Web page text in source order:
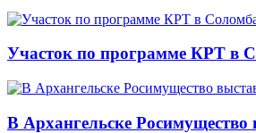
Участок по программе КРТ в
В Архангельске